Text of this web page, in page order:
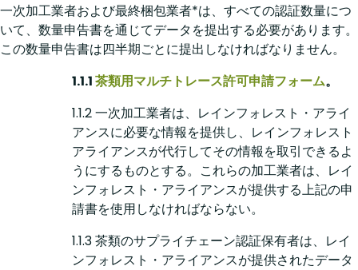
一次加工業者および最終梱包業者*は、すべての認証数量につ
いて、数量申告書を通じてデータを提出する必要があります。
この数量申告書は四半期ごとに提出しなければなりません。
1.1.1茶類用マルチトレース許可申請フォーム。
1.1.2 一次加工業者は、レインフォレスト・アライ
アンスに必要な情報を提供し、レインフォレスト
アライアンスが代行してその情報を取引できるよ
うにするものとする。これらの加工業者は、レイ
ンフォレスト・アライアンスが提供する上記の申
請書を使用しなければならない。
1.1.3 茶類のサプライチェーン認証保有者は、レイ
ンフォレスト・アライアンスが提供されたデータ